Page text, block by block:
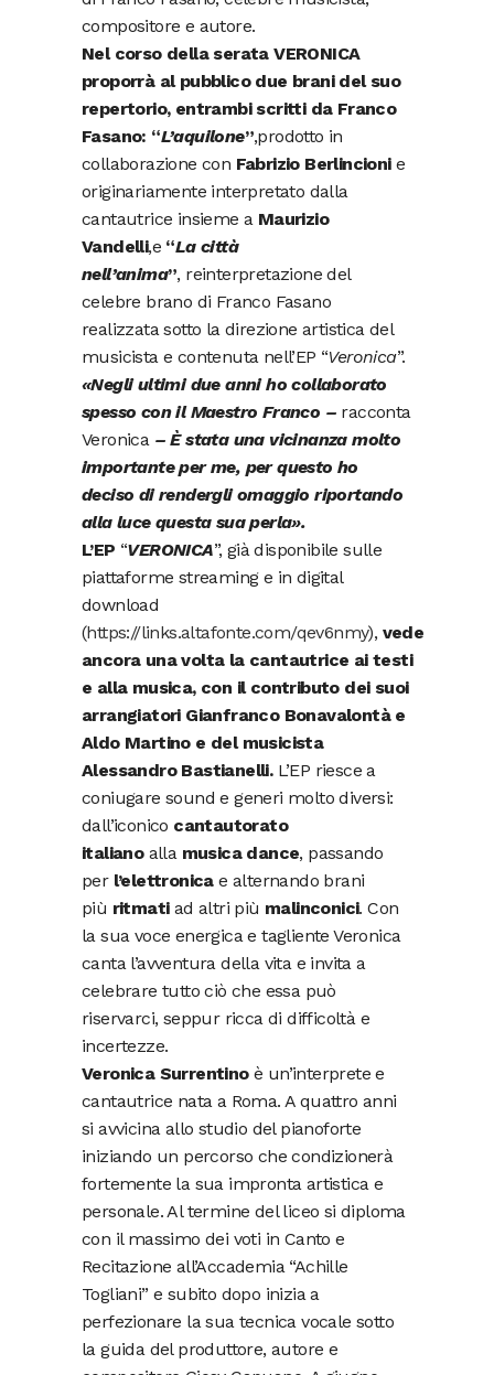
compositore e autore.
Nel corso della serata VERONICA
proporrà al pubblico due brani del suo
repertorio, entrambi scritti da Franco
Fasano: “L’aquilone”,prodotto in
collaborazione con Fabrizio Berlincionie
originariamente interpretato dalla
cantautrice insieme a Maurizio
Vandelli,e “La città
nell’anima”, reinterpretazione del
celebre brano di Franco Fasano
realizzata sotto la direzione artistica del
musicista e contenuta nell’EP “Veronica”.
«Negli ultimi due anni ho collaborato
spesso con il Maestro Franco – racconta
Veronica– È stata una vicinanza molto
importante per me, per questo ho
deciso di rendergli omaggio riportando
alla luce questa sua perla».
L’EP “VERONICA”, già disponibile sulle
piattaforme streaming e in digital
download
(https://links.altafonte.com/qev6nmy), vede
ancora una volta la cantautrice ai testi
e alla musica, con il contributo dei suoi
arrangiatori Gianfranco Bonavalontà e
Aldo Martino e del musicista
Alessandro Bastianelli.L’EP riesce a
coniugare sound e generi molto diversi:
dall’iconico cantautorato
italianoalla musica dance, passando
per l’elettronicae alternando brani
più ritmatiad altri più malinconici. Con
la sua voce energica e tagliente Veronica
canta l’avventura della vita e invita a
celebrare tutto ciò che essa può
riservarci, seppur ricca di difficoltà e
incertezze.
Veronica Surrentino è un’interprete e
cantautrice nata a Roma. A quattro anni
si avvicina allo studio del pianoforte
iniziando un percorso che condizionerà
fortemente la sua impronta artistica e
personale. Al termine del liceo si diploma
con il massimo dei voti in Canto e
Recitazione all’Accademia “Achille
Togliani” e subito dopo inizia a
perfezionare la sua tecnica vocale sotto
la guida del produttore, autore e